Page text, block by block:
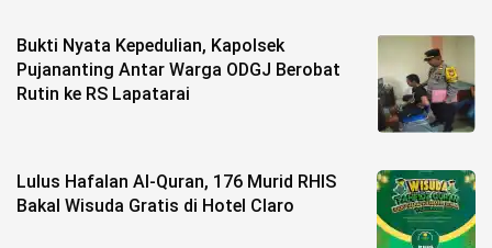
Bukti Nyata Kepedulian, Kapolsek
Pujananting Antar Warga ODGJ Berobat
Rutin ke RS Lapatarai
Lulus Hafalan Al-Quran, 176 Murid RHIS
Bakal Wisuda Gratis di Hotel Claro